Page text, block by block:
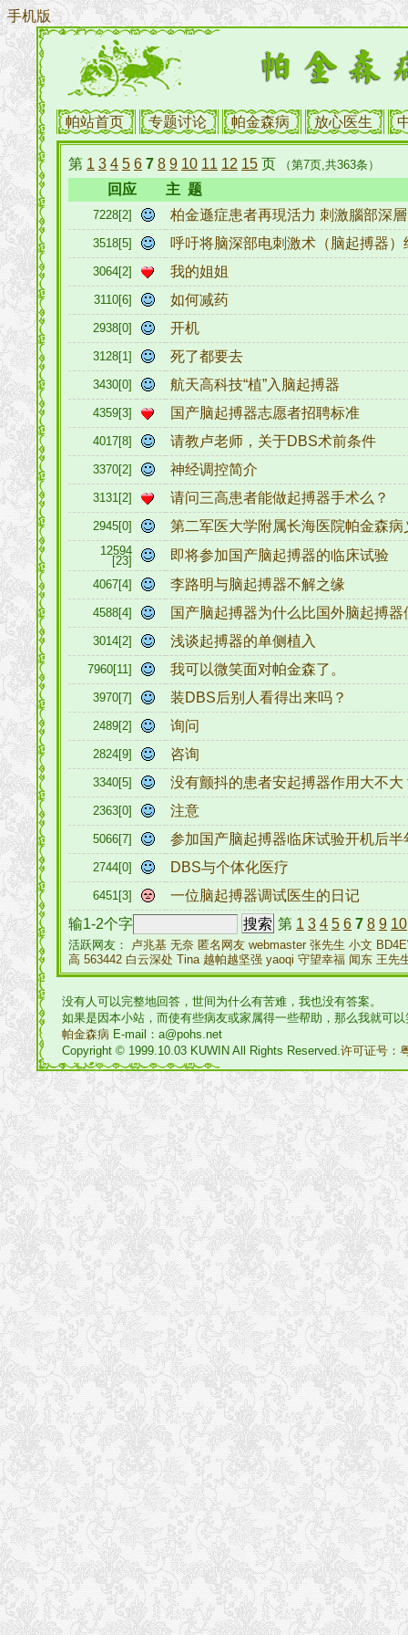
手机版
帕站首页 专题讨论 帕金森病 放心医生
第 1 3 4 5 6 7 8 9 10 11 12 15 页 （第7页,共363条）
回应 主 题
7228[2] 柏金遜症患者再現活力 刺激腦部深
3518[5] 呼吁将脑深部电刺激术（脑起搏器
3064[2] 我的姐姐
3110[6] 如何减药
2938[0] 开机
3128[1] 死了都要去
3430[0] 航天高科技“植”入脑起搏器
4359[3] 国产脑起搏器志愿者招聘标准
4017[8] 请教卢老师，关于DBS术前条件
3370[2] 神经调控简介
3131[2] 请问三高患者能做起搏器手术么？
2945[0] 第二军医大学附属长海医院帕金森
12594
[23] 即将参加国产脑起搏器的临床试验
4067[4] 李路明与脑起搏器不解之缘
4588[4] 国产脑起搏器为什么比国外脑起搏
3014[2] 浅谈起搏器的单侧植入
7960[11] 我可以微笑面对帕金森了。
3970[7] 装DBS后别人看得出来吗？
2489[2] 询问
2824[9] 咨询
3340[5] 没有颤抖的患者安起搏器作用大不
2363[0] 注意
5066[7] 参加国产脑起搏器临床试验开机后
2744[0] DBS与个体化医疗
6451[3]
一位脑起搏器调试医生的日记
输1-2个字
第 1 3 4 5 6 7 8 9 10
活跃网友： 卢兆基 无奈 匿名网友 webmaster 张先生 小文
高 563442 白云深处 Tina 越帕越坚强 yaoqi 守望幸福 闻东 王先
没有人可以完整地回答，世间为什么有苦难，我也没有答案。
如果是因本小站，而使有些病友或家属得一些帮助，那么我就可
帕金森病 E-mail：a@pohs.net
Copyright © 1999.10.03 KUWIN All Rights Reserved.许可证号：